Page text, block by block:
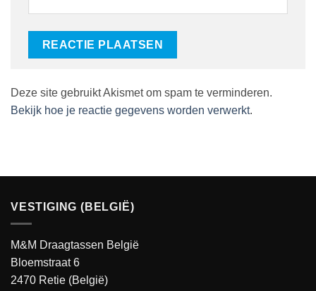
Deze site gebruikt Akismet om spam te verminderen.
Bekijk hoe je reactie gegevens worden verwerkt.
VESTIGING (BELGIË)
M&M Draagtassen België
Bloemstraat 6
2470 Retie (België)